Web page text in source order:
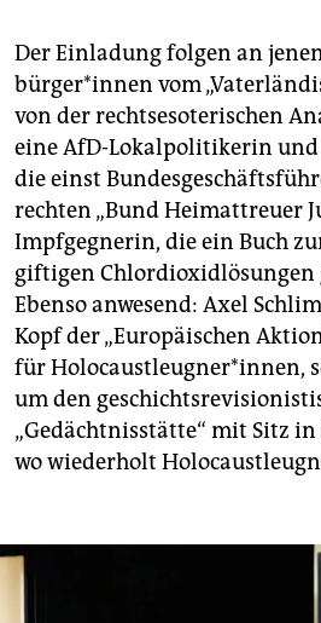
Der Einladung folgen an
bür­ge­r*in­nen vom
von der rechtsesoterischen
eine AfD-Lokalpolitikerin
die einst
rechten „Bund Heimattreuer
Impfgegnerin, die ein Buch
giftigen Chlordioxidlösungen
Ebenso anwesend: Axel
Kopf der „Europäischen
für Holocaustleugner*innen,
um den
„Gedächtnisstätte“ mit Sitz
wo wiederholt